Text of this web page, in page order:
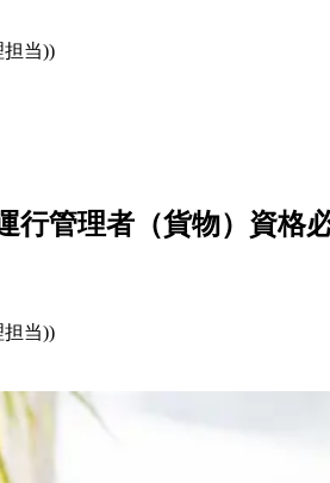
担当))
管理者（貨物）資格
担当))